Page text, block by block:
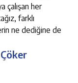
çalışan her
farklı
ne dediğine de